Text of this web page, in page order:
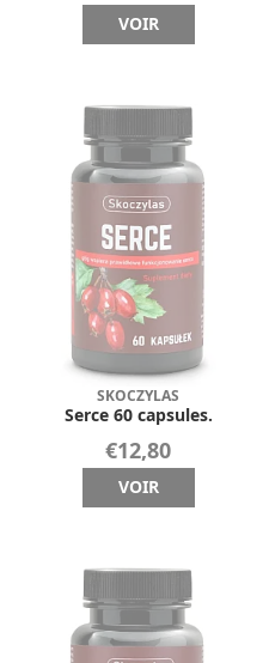
VOIR
SKOCZYLAS
Serce 60 capsules.
€12,80
VOIR